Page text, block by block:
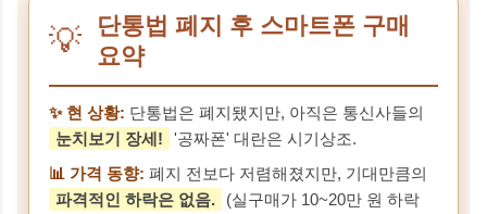
💡
단통법 폐지 후 스마트폰 구매
요약
✨ 현 상황: 단통법은 폐지됐지만, 아직은 통신사들의
눈치보기 장세!
'공짜폰' 대란은 시기상조.
📊 가격 동향: 폐지 전보다 저렴해졌지만, 기대만큼의
파격적인 하락은 없음.
(실구매가 10~20만 원 하락